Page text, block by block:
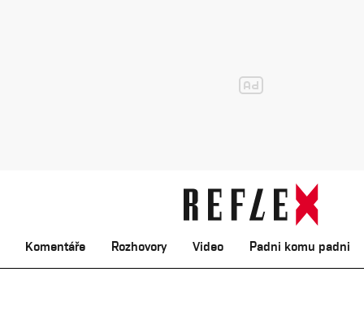
Komentáře Rozhovory Video Padni komu padni